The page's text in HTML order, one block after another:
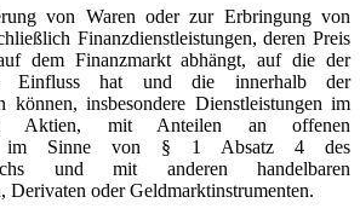
von Waren oder zur Erbringung von
Finanzdienstleistungen, deren Preis
dem Finanzmarkt abhängt, auf die der
Einfluss hat und die innerhalb der
können, insbesondere Dienstleistungen im
Aktien, mit Anteilen an offenen
im Sinne von § 1 Absatz 4 des
und mit anderen handelbaren
Derivaten oder Geldmarktinstrumenten.